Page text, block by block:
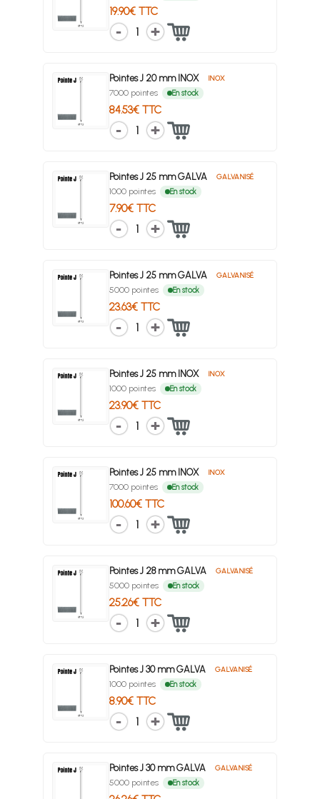
19.90€ TTC
1
Pointes J 20 mm INOX INOX
7000 pointes En stock
84.53€ TTC
1
Pointes J 25 mm GALVA GALVANISÉ
1000 pointes En stock
7.90€ TTC
1
Pointes J 25 mm GALVA GALVANISÉ
5000 pointes En stock
23.63€ TTC
1
Pointes J 25 mm INOX INOX
1000 pointes En stock
23.90€ TTC
1
Pointes J 25 mm INOX INOX
7000 pointes En stock
100.60€ TTC
1
Pointes J 28 mm GALVA GALVANISÉ
5000 pointes En stock
25.26€ TTC
1
Pointes J 30 mm GALVA GALVANISÉ
1000 pointes En stock
8.90€ TTC
1
Pointes J 30 mm GALVA GALVANISÉ
5000 pointes En stock